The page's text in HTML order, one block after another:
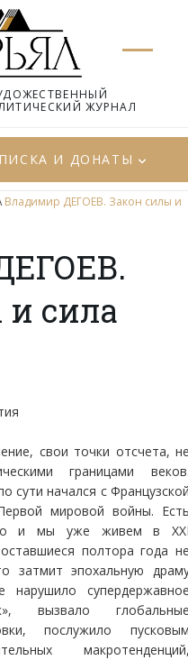
ЖУРНАЛ
И ДОНАТЫ
Владимир ДЕГОЕВ. Закон силы и
сила
свои точки отсчета,
границами
сути начался с
мировой войны.
и мы уже живем в
полтора года
затмит эпохальную
вызвало
послужило